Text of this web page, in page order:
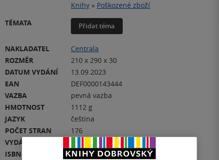
Knihy » Poškozené zboží
TÉMATA
Přidat téma
NAKLADATEL
Centrala
ROZMĚR
210 x 290 x 30
DATUM VYDÁNÍ
13.09.2023
EAN
DEF0000143444
VAZBA
pevná vazba
HMOTNOST
1112 g
JAZYK
čeština
POČET STRAN
176
VYDÁNÍ
ISBN
DEF0000143444